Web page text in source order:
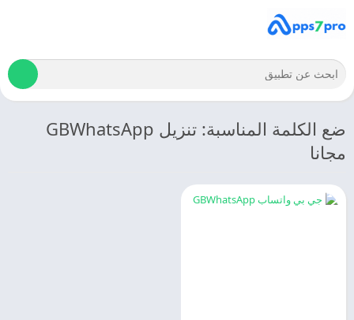
ضع الكلمة المناسبة: تنزيل GBWhatsApp
مجانا